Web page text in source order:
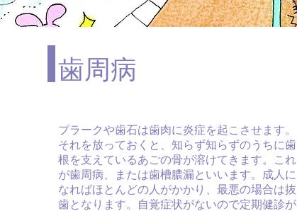
歯周病
プラークや歯石は歯肉に炎症を起こさせます。
それを放っておくと、知らず知らずのうちに歯
根を支えているあごの骨が溶けてきます。これ
が歯周病、または歯槽膿漏といいます。成人に
なればほとんどの人がかかり、最悪の場合は抜
歯となります。自覚症状がないので定期健診が